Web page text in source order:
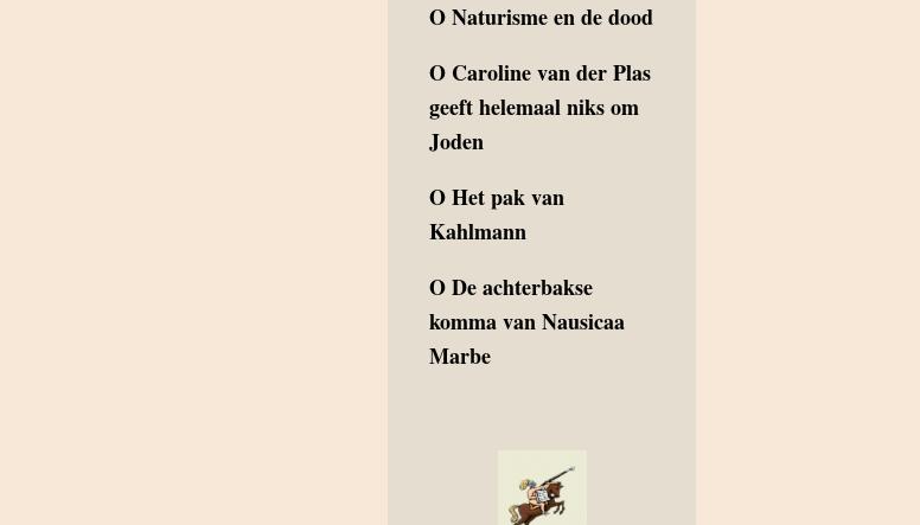
ONaturisme en de dood
O Caroline van der Plas
geeft helemaal niks om
Joden
OHet pak van
Kahlmann
ODe achterbakse
komma van Nausicaa
Marbe